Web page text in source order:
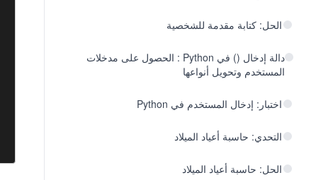
الحل: كتابة مقدمة للشخصية
دالة إدخال () في Python : الحصول على مدخلات
المستخدم وتحويل أنواعها
اختبار: إدخال المستخدم في Python
التحدي: حاسبة أعياد الميلاد
الحل: حاسبة أعياد الميلاد